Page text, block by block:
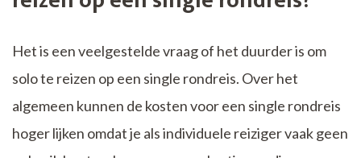
Het is een veelgestelde vraag of het duurder is om
solo te reizen op een single rondreis. Over het
algemeen kunnen de kosten voor een single rondreis
hoger lijken omdat je als individuele reiziger vaak geen